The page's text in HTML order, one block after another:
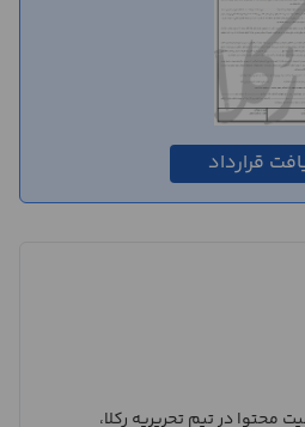
قرارداد
در تیم تحریریه رکلا،